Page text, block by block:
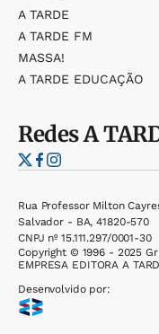
A TARDE
A TARDE FM
MASSA!
A TARDE EDUCAÇÃO
RedesA
Rua Professor Milton
Salvador - BA, 41820-570
CNPJ nº 15.111.297/0001-30
Copyright © 1996 - 2025
EMPRESA EDITORA A
Desenvolvido por: